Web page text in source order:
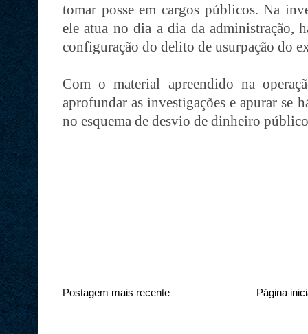
tomar posse em cargos públicos. Na
ele atua no dia a dia da administração,
configuração do delito de usurpação do
Com o material apreendido na
aprofundar as investigações e apurar se
no esquema de desvio de dinheiro
Postagem mais recente Página